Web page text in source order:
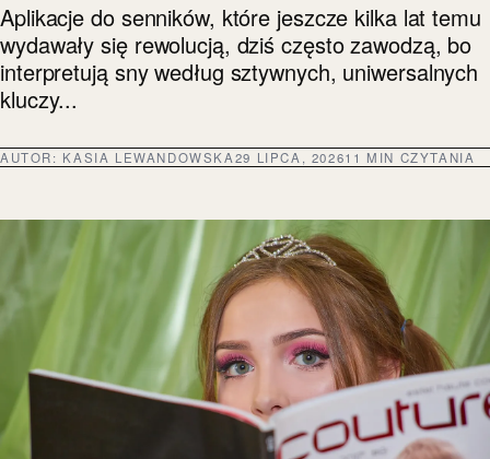
Aplikacje do senników, które jeszcze kilka lat temu
wydawały się rewolucją, dziś często zawodzą, bo
interpretują sny według sztywnych, uniwersalnych
kluczy...
AUTOR: KASIA LEWANDOWSKA29 LIPCA, 202611 MIN CZYTANIA